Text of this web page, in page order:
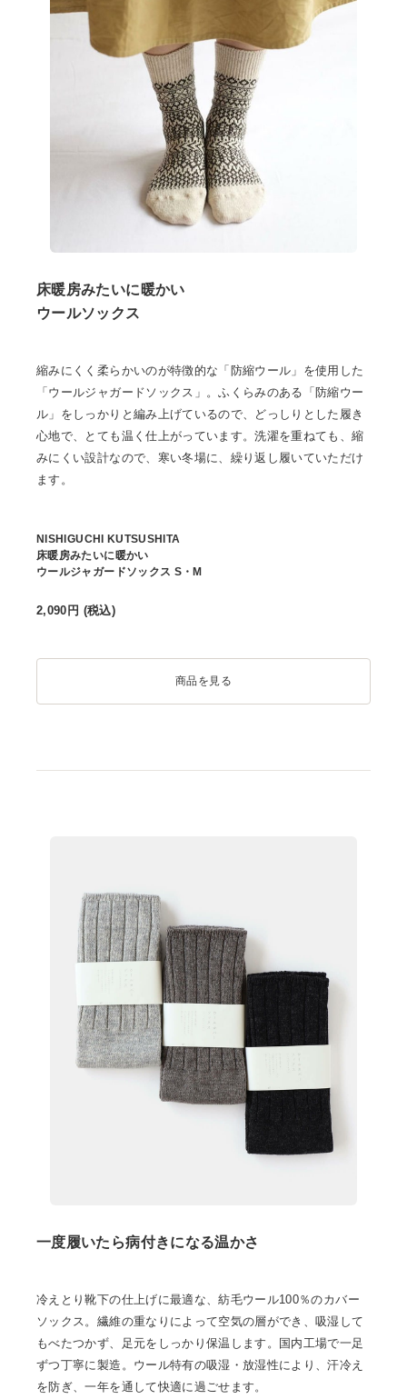
床暖房みたいに暖かい
ウールソックス
縮みにくく柔らかいのが特徴的な「防縮ウール」を使用した
「ウールジャガードソックス」。ふくらみのある「防縮ウー
ル」をしっかりと編み上げているので、どっしりとした履き
心地で、とても温く仕上がっています。洗濯を重ねても、縮
みにくい設計なので、寒い冬場に、繰り返し履いていただけ
ます。
NISHIGUCHI KUTSUSHITA
床暖房みたいに暖かい
ウールジャガードソックス S・M
2,090円 (税込)
商品を見る
一度履いたら病付きになる温かさ
冷えとり靴下の仕上げに最適な、紡毛ウール100％のカバー
ソックス。繊維の重なりによって空気の層ができ、吸湿して
もべたつかず、足元をしっかり保温します。国内工場で一足
ずつ丁寧に製造。ウール特有の吸湿・放湿性により、汗冷え
を防ぎ、一年を通して快適に過ごせます。